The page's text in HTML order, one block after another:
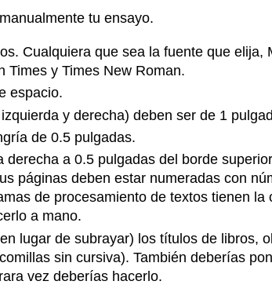
tu ensayo.
Cualquiera que sea la fuente que
Times y Times New Roman.
espacio.
y derecha) deben ser de 1
de 0.5 pulgadas.
a 0.5 pulgadas del borde
páginas deben estar numeradas con
de procesamiento de textos tienen
a mano.
lugar de subrayar) los títulos de libros,
sin cursiva). También deberías
vez deberías hacerlo.